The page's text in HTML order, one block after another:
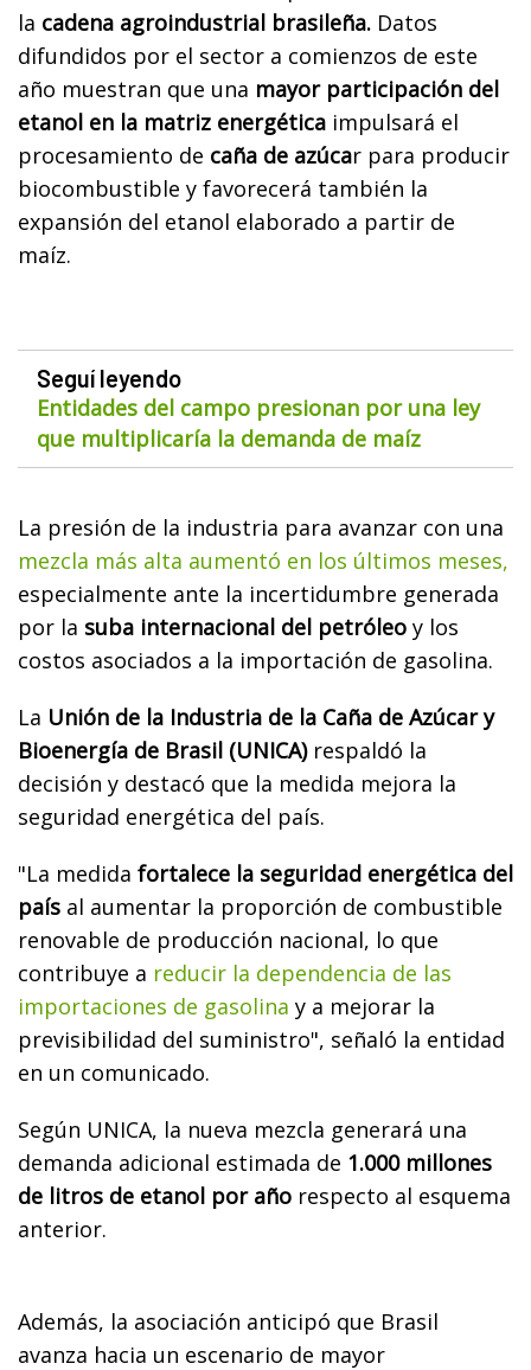
la cadena agroindustrial brasileña. Datos
difundidos por el sector a comienzos de este
año muestran que una mayor participación del
etanol en la matriz energética impulsará el
procesamiento de caña de azúcar para producir
biocombustible y favorecerá también la
expansión del etanol elaborado a partir de
maíz.
Seguí leyendo
Entidades del campo presionan por una ley
que multiplicaría la demanda de maíz
La presión de la industria para avanzar con una
mezcla más alta aumentó en los últimos meses,
especialmente ante la incertidumbre generada
por la suba internacional del petróleo y los
costos asociados a la importación de gasolina.
La Unión de la Industria de la Caña de Azúcar y
Bioenergía de Brasil (UNICA)respaldó la
decisión y destacó que la medida mejora la
seguridad energética del país.
"La medida fortalece la seguridad energética del
país al aumentar la proporción de combustible
renovable de producción nacional, lo que
contribuye a reducir la dependencia de las
importaciones de gasolina y a mejorar la
previsibilidad del suministro", señaló la entidad
en un comunicado.
Según UNICA, la nueva mezcla generará una
demanda adicional estimada de 1.000 millones
de litros de etanol por año respecto al esquema
anterior.
Además, la asociación anticipó que Brasil
avanza hacia un escenario de mayor